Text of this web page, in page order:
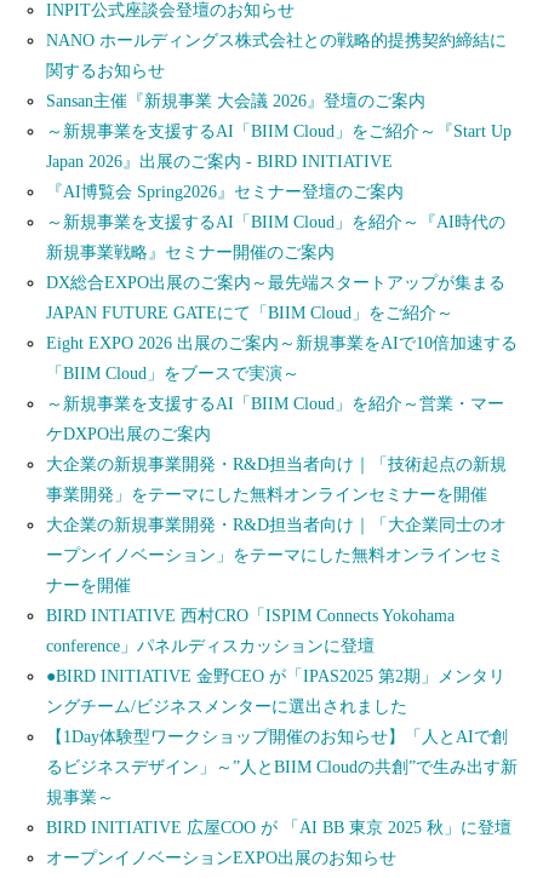
INPIT公式座談会登壇のお知らせ
NANO ホールディングス株式会社との戦略的提携契約締結に
関するお知らせ
Sansan主催『新規事業 大会議 2026』登壇のご案内
～新規事業を支援するAI「BIIM Cloud」をご紹介～『Start Up
Japan 2026』出展のご案内 - BIRD INITIATIVE
『AI博覧会 Spring2026』セミナー登壇のご案内
～新規事業を支援するAI「BIIM Cloud」を紹介～『AI時代の
新規事業戦略』セミナー開催のご案内
DX総合EXPO出展のご案内～最先端スタートアップが集まる
JAPAN FUTURE GATEにて「BIIM Cloud」をご紹介～
Eight EXPO 2026 出展のご案内～新規事業をAIで10倍加速する
「BIIM Cloud」をブースで実演～
～新規事業を支援するAI「BIIM Cloud」を紹介～営業・マー
ケDXPO出展のご案内
大企業の新規事業開発・R&D担当者向け｜「技術起点の新規
事業開発」をテーマにした無料オンラインセミナーを開催
大企業の新規事業開発・R&D担当者向け｜「大企業同士のオ
ープンイノベーション」をテーマにした無料オンラインセミ
ナーを開催
BIRD INTIATIVE 西村CRO「ISPIM Connects Yokohama
conference」パネルディスカッションに登壇
●BIRD INITIATIVE 金野CEO が「IPAS2025 第2期」メンタリ
ングチーム/ビジネスメンターに選出されました
【1Day体験型ワークショップ開催のお知らせ】「人とAIで創
るビジネスデザイン」～”人とBIIM Cloudの共創”で生み出す新
規事業～
BIRD INITIATIVE 広屋COO が 「AI BB 東京 2025 秋」に登壇
オープンイノベーションEXPO出展のお知らせ